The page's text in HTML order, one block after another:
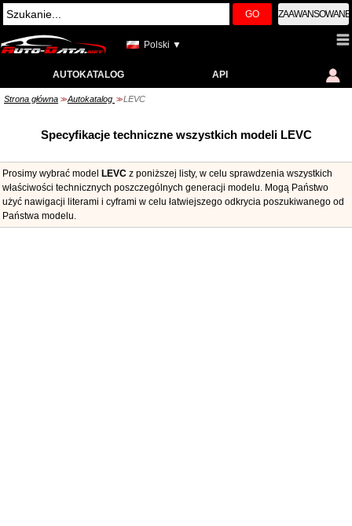
GO ZAAWANSOWANE
Polski ▼
AUTOKATALOG API
Strona główna >> Autokatalog >> LEVC
Specyfikacje techniczne wszystkich modeli LEVC
Prosimy wybrać model LEVC z poniższej listy, w celu sprawdzenia wszystkich
właściwości technicznych poszczególnych generacji modelu. Mogą Państwo
użyć nawigacji literami i cyframi w celu łatwiejszego odkrycia poszukiwanego od
Państwa modelu.